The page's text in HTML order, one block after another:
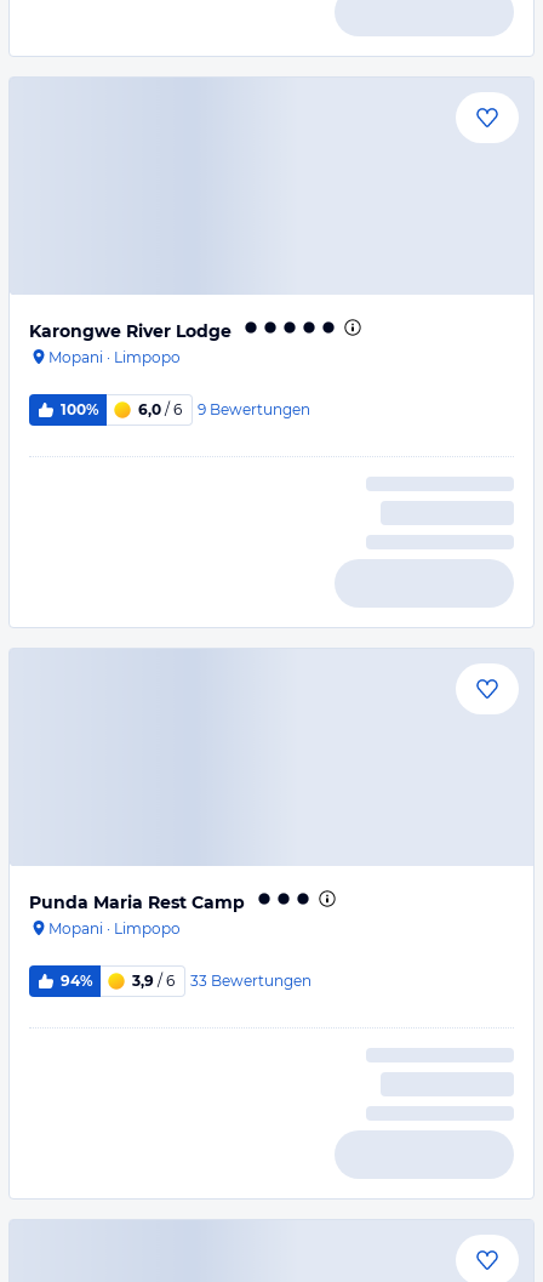
Karongwe River Lodge
Mopani · Limpopo
100% 6,0 / 6 9 Bewertungen
Punda Maria Rest Camp
Mopani · Limpopo
94% 3,9 / 6 33 Bewertungen